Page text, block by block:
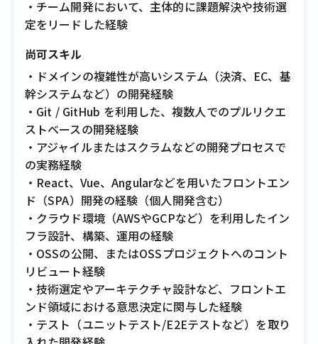
・チーム開発において、主体的に課題解決や技術選
定をリードした経験
尚可スキル
・ドメインの複雑性が高いシステム（決済、EC、基
幹システムなど）の開発経験
・Git / GitHub を利用した、複数人でのプルリクエ
ストベースの開発経験
・アジャイルまたはスクラムなどの開発プロセスで
の実務経験
・React、Vue、Angularなどを用いたフロントエン
ド（SPA）開発の経験（個人開発含む）
・クラウド環境（AWSやGCPなど）を利用したイン
フラ設計、構築、運用の経験
・OSSの公開、またはOSSプロジェクトへのコント
リビュート経験
・技術選定やアーキテクチャ設計など、フロントエ
ンド領域における意思決定に関与した経験
・テスト（ユニットテスト/E2Eテストなど）を取り